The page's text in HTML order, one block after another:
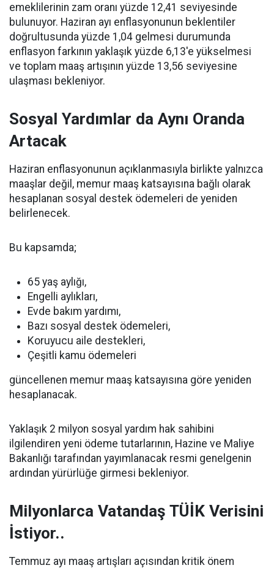
emeklilerinin zam oranı yüzde 12,41 seviyesinde
bulunuyor. Haziran ayı enflasyonunun beklentiler
doğrultusunda yüzde 1,04 gelmesi durumunda
enflasyon farkının yaklaşık yüzde 6,13'e yükselmesi
ve toplam maaş artışının yüzde 13,56 seviyesine
ulaşması bekleniyor.
Sosyal Yardımlar da Aynı Oranda
Artacak
Haziran enflasyonunun açıklanmasıyla birlikte yalnızca
maaşlar değil, memur maaş katsayısına bağlı olarak
hesaplanan sosyal destek ödemeleri de yeniden
belirlenecek.
Bu kapsamda;
65 yaş aylığı,
Engelli aylıkları,
Evde bakım yardımı,
Bazı sosyal destek ödemeleri,
Koruyucu aile destekleri,
Çeşitli kamu ödemeleri
güncellenen memur maaş katsayısına göre yeniden
hesaplanacak.
Yaklaşık 2 milyon sosyal yardım hak sahibini
ilgilendiren yeni ödeme tutarlarının, Hazine ve Maliye
Bakanlığı tarafından yayımlanacak resmi genelgenin
ardından yürürlüğe girmesi bekleniyor.
Milyonlarca Vatandaş TÜİK Verisini
İstiyor..
Temmuz ayı maaş artışları açısından kritik önem